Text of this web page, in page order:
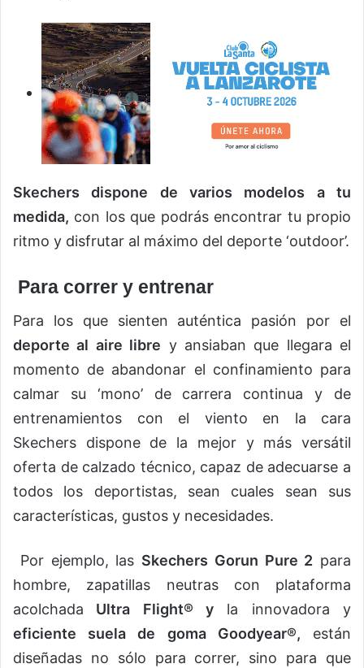
Skechers dispone de varios modelos a tu
medida, con los que podrás encontrar tu propio
ritmo y disfrutar al máximo del deporte ‘outdoor’.
Para correr y entrenar
Para los que sienten auténtica pasión por el
deporte al aire libre y ansiaban que llegara el
momento de abandonar el confinamiento para
calmar su ‘mono’ de carrera continua y de
entrenamientos con el viento en la cara
Skechers dispone de la mejor y más versátil
oferta de calzado técnico, capaz de adecuarse a
todos los deportistas, sean cuales sean sus
características, gustos y necesidades.
Por ejemplo, las Skechers Gorun Pure 2 para
hombre, zapatillas neutras con plataforma
acolchada Ultra Flight® y la innovadora y
eficiente suela de goma Goodyear®, están
diseñadas no sólo para correr, sino para que